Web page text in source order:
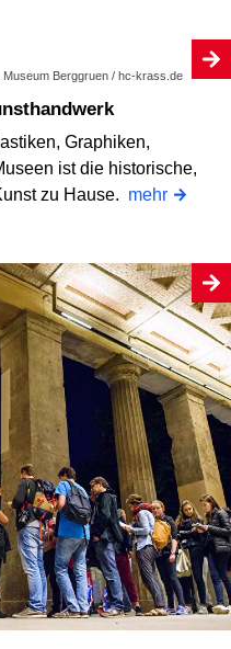
Berggruen / hc-krass.de
Graphiken,
ist die historische,
zu Hause. mehr